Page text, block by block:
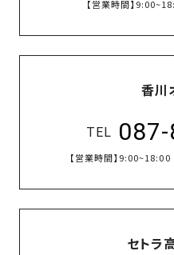
【営業時間】
香川
TEL
【営業時間】 9:00~18:00
セトラ